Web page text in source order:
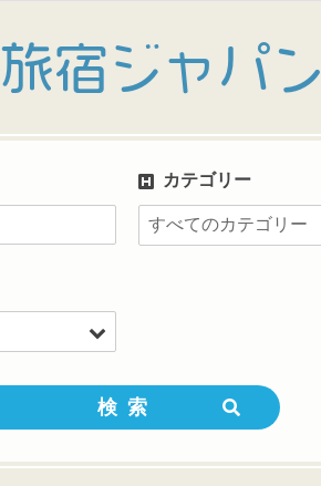
旅宿ジャパン
カテゴリー